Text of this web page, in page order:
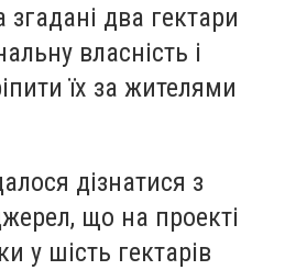
згадані два гектари
власність і
їх за жителями
дізнатися з
що на проекті
у шість гектарів